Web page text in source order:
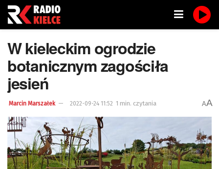
W kieleckim ogrodzie
botanicznym zagościła
jesień
Marcin Marszałek 2022-09-24 11:52 1 min. czytania AA